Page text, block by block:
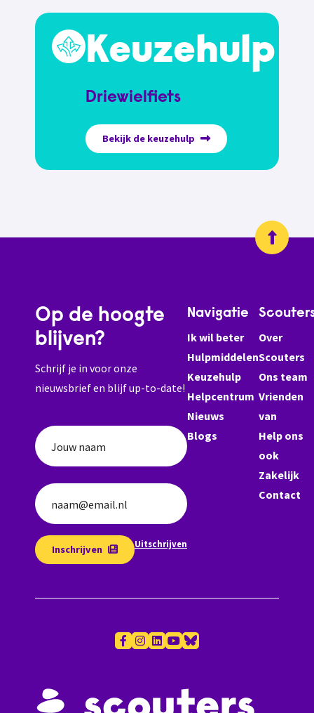
Keuzehulp
Driewielfiets
Bekijk de keuzehulp
Op de hoogte
blijven?
Schrijf je in voor onze
nieuwsbrief en blijf up-to-date!
Jouw naam
naam@email.nl
Inschrijven Uitschrijven
Navigatie
Ik wil beter
Hulpmiddelen
Keuzehulp
Helpcentrum
Nieuws
Blogs
Over
Scouters
Ons team
Vrienden
van
Help ons
ook
Zakelijk
Contact